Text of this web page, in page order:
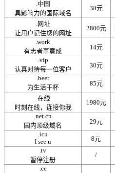
.中国
具影响力的国际域名
38元
.网址
让用户记住您的网址
2800元
.work
有志者事竟成
14元
.vip
认真对待每一位客户
30元
.beer
为生活干杯
85元
.在线
时刻在线，连接你我
1980元
.net.cn
国内顶级域名
29元
.icu
I see u
8元
.tv
暂停注册
/
.cc